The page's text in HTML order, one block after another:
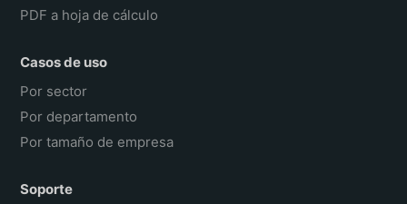
PDF a hoja de cálculo
Casos de uso
Por sector
Por departamento
Por tamaño de empresa
Soporte